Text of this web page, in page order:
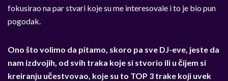
fokusirao na par stvari koje su me interesovale i to je bio pun
pogodak.
Ono što volimo da pitamo, skoro pa sve DJ-eve, jeste da
nam izdvojih, od svih traka koje si stvorio ili u čijem si
kreiranju učestvovao, koje su to TOP 3 trake koji uvek